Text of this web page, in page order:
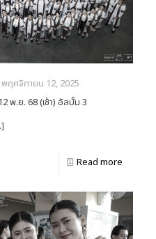
พฤศจิกายน 12, 2025
พ.ย. 68 (เช้า) อัลบั้ม 3
Read more